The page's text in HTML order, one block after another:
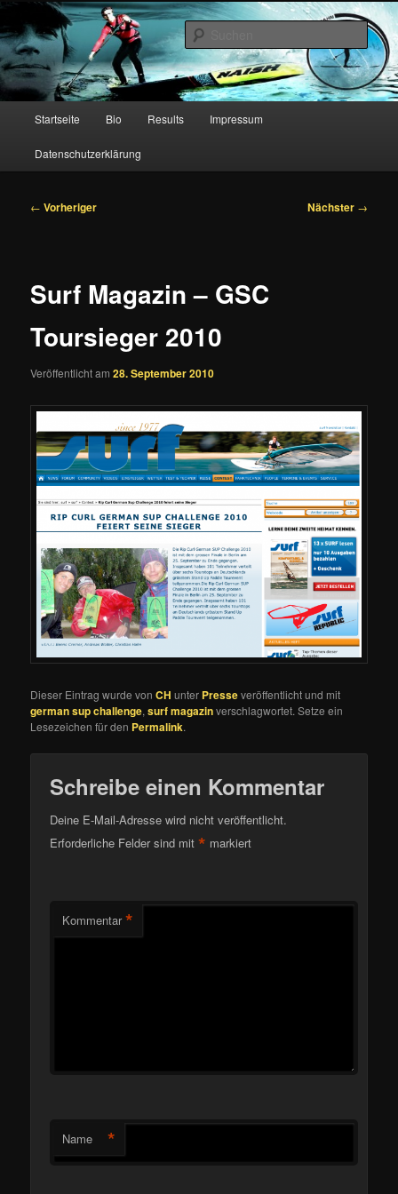
Zum
primären
Inhalt
springenChristian Hahn – Stand Up
Paddling
Startseite Bio Results Impressum
Datenschutzerklärung
Beitragsnavigation
← Vorheriger Nächster →
Surf Magazin – GSC
Toursieger 2010
Veröffentlicht am28. September 2010
Dieser Eintrag wurde vonCH unter Presseveröffentlicht und mit
german sup challenge,surf magazinverschlagwortet. Setze ein
Lesezeichen für den Permalink.
Schreibe einen Kommentar
Deine E-Mail-Adresse wird nicht veröffentlicht.
Erforderliche Felder sind mit* markiert
Kommentar *
Name *